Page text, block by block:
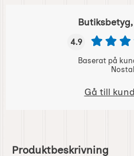
4.9
Baserat på
Gå till
Produktbeskrivning